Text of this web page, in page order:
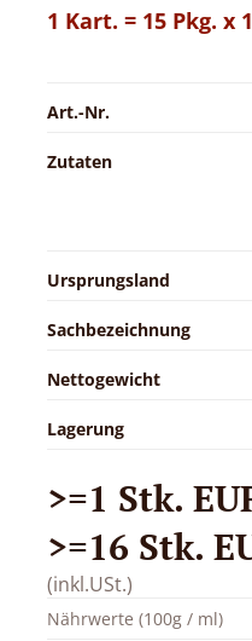
1 Kart. = 15 Pkg. x
Art.-Nr.
Zutaten
Ursprungsland
Sachbezeichnung
Nettogewicht
Lagerung
>=1 Stk.
>=16 Stk.
(inkl.USt.)
Nährwerte (100g / ml)